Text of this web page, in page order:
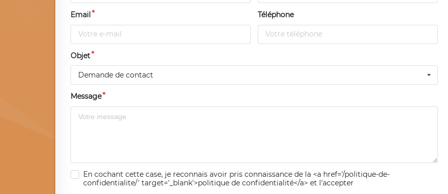
Email Téléphone
Objet
Demande de contact
Message
En cochant cette case, je reconnais avoir pris connaissance de la <a href='/politique-de-
confidentialite/' target='_blank'>politique de confidentialité</a> et l'accepter